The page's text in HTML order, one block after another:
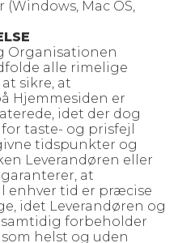
(Windows, Mac OS,
Organisationen
alle rimelige
sikre, at
Hjemmesiden er
idet der dog
taste- og prisfejl
tidspunkter og
Leverandøren eller
at
enhver tid er præcise
idet Leverandøren og
forbeholder
helst og uden